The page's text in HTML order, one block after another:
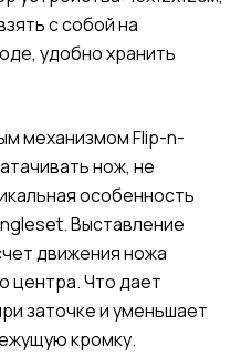
с собой на
удобно хранить
механизмом Flip-n-
нож, не
особенность
Выставление
движения ножа
центра. Что дает
заточке и уменьшает
кромку.